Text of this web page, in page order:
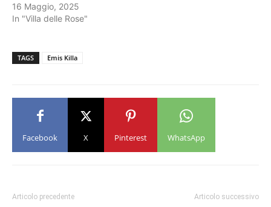
16 Maggio, 2025
In "Villa delle Rose"
TAGS Emis Killa
Facebook X Pinterest WhatsApp
Articolo precedente Articolo successivo